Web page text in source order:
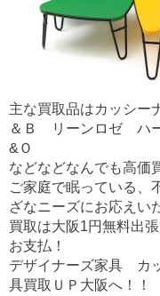
主な買取品はカッシ
＆Ｂ リーンロゼ ハ
&Ｏ
などなどなんでも高価
ご家庭で眠っている、
ざなニーズにお応えい
買取は大阪1円無料出
お支払！
デザイナーズ家具 カ
具買取ＵＰ大阪へ！！